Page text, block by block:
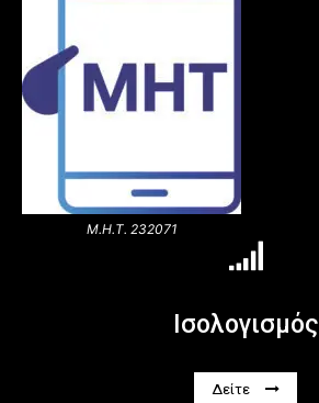
Μ.Η.Τ. 232071
Ισολογισμός
Δείτε